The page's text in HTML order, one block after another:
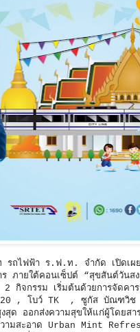
ถไฟฟ้า ร.ฟ.ท. จำกัด เปิดเผย
ภายใต้คอนเซ็ปต์ “สุขสันต์วันส
กิจกรรม เริ่มต้นด้วยการจัดค
, โบว์ TK , ซูกัส บัณฑวิ
สุด ออกส่งความสุขให้แก่ผู้โดย
ามสะอาด Urban Mint